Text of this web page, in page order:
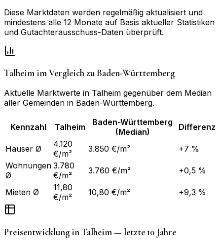
Diese Marktdaten werden regelmäßig aktualisiert und
mindestens alle 12 Monate auf Basis aktueller Statistiken
und Gutachterausschuss-Daten überprüft.
Talheim im Vergleich zuBaden-Württemberg
Aktuelle Marktwerte in Talheim gegenüber dem Median
aller Gemeinden in Baden-Württemberg.
Kennzahl Talheim
Baden-Württemberg
(Median)
Differenz
Häuser Ø
4.120
€/m²
3.850 €/m²
+7 %
Wohnungen
Ø
3.780
€/m²
3.760 €/m² +0,5 %
Mieten Ø
11,80
€/m²
10,80 €/m² +9,3 %
Preisentwicklung inTalheim— letzte 10 Jahre